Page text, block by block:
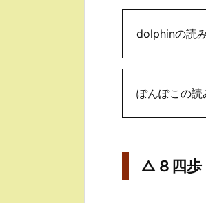
dolphinの読
ぽんぽこの
△８四歩